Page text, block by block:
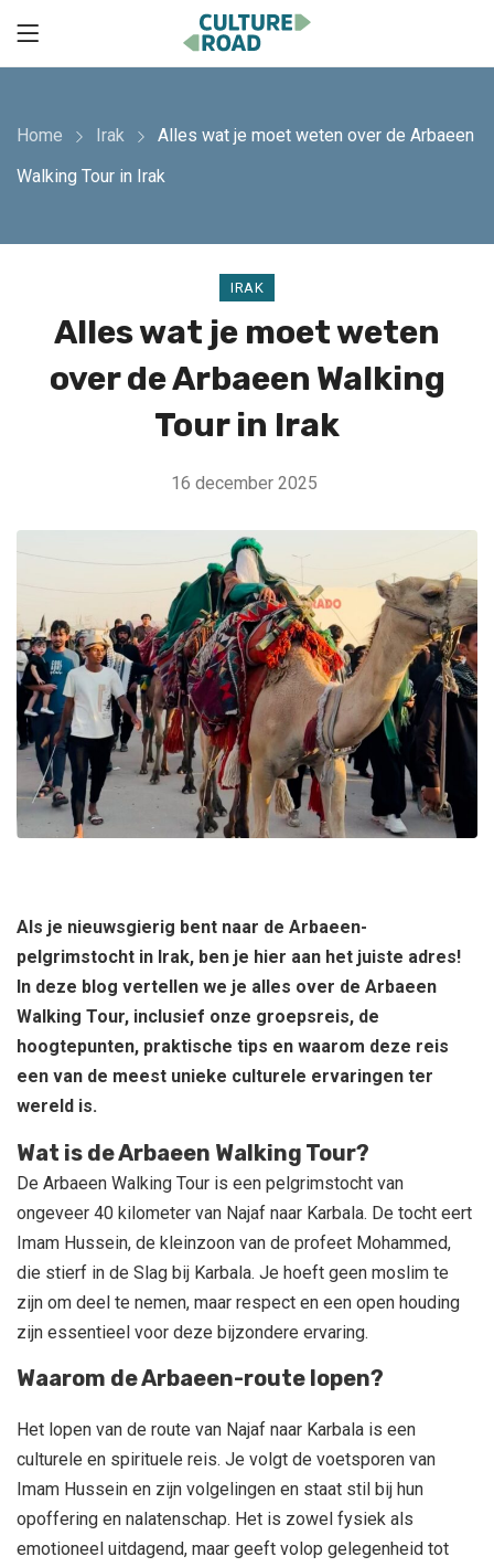
Home Irak
Alles wat je moet weten over de Arbaeen
Walking Tour in Irak
IRAK
Alles wat je moet weten
over de Arbaeen Walking
Tour in Irak
16 december 2025
Als je nieuwsgierig bent naar de Arbaeen-
pelgrimstocht in Irak, ben je hier aan het juiste adres!
In deze blog vertellen we je alles over de Arbaeen
Walking Tour, inclusief onze groepsreis, de
hoogtepunten, praktische tips en waarom deze reis
een van de meest unieke culturele ervaringen ter
wereld is.
Wat is de Arbaeen Walking Tour?
De Arbaeen Walking Tour is een pelgrimstocht van
ongeveer 40 kilometer van Najaf naar Karbala. De tocht eert
Imam Hussein, de kleinzoon van de profeet Mohammed,
die stierf in de Slag bij Karbala. Je hoeft geen moslim te
zijn om deel te nemen, maar respect en een open houding
zijn essentieel voor deze bijzondere ervaring.
Waarom de Arbaeen-route lopen?
Het lopen van de route van Najaf naar Karbala is een
culturele en spirituele reis. Je volgt de voetsporen van
Imam Hussein en zijn volgelingen en staat stil bij hun
opoffering en nalatenschap. Het is zowel fysiek als
emotioneel uitdagend, maar geeft volop gelegenheid tot